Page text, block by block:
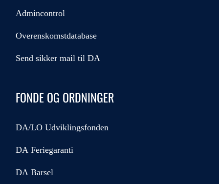
Admincontrol
Overenskomstdatabase
Send sikker mail til DA
FONDE OG ORDNINGER
DA/LO Udviklingsfonden
DA Feriegaranti
DA Barsel